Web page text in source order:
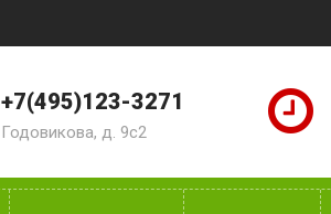
+7(495)123-3271
Годовикова, д. 9с2